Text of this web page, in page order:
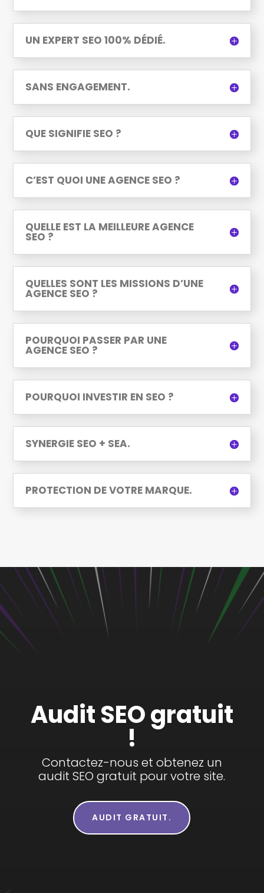
UN EXPERT SEO 100% DÉDIÉ.
SANS ENGAGEMENT.
QUE SIGNIFIE SEO ?
C’EST QUOI UNE AGENCE SEO ?
QUELLE EST LA MEILLEURE AGENCE
SEO ?
QUELLES SONT LES MISSIONS D’UNE
AGENCE SEO ?
POURQUOI PASSER PAR UNE
AGENCE SEO ?
POURQUOI INVESTIR EN SEO ?
SYNERGIE SEO + SEA.
PROTECTION DE VOTRE MARQUE.
Audit SEO gratuit
!
Contactez-nous et obtenez un
audit SEO gratuit pour votre site.
AUDIT GRATUIT.